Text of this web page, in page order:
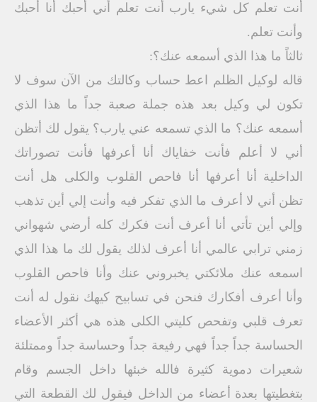
أنت تعلم كل شيء يارب أنت تعلم أني أحبك أنا أحبك
وأنت تعلم.
ثالثاً ما هذا الذي أسمعه عنك؟:
قاله لوكيل الظلم اعط حساب وكالتك من الآن سوف لا
تكون لي وكيل بعد هذه جملة صعبة جداً ما هذا الذي
أسمعه عنك؟ ما الذي تسمعه عني يارب؟ يقول لك أتظن
أني لا أعلم فأنت خفاياك أنا أعرفها فأنت تصوراتك
الداخلية أنا أعرفها أنا فاحص القلوب والكلى هل أنت
تظن أني لا أعرف ما الذي تفكر فيه وأنت إلي أين تذهب
وإلي أين تأتي أنا أعرف أنت فكرك كله أرضي شهواني
زمني ترابي عالمي أنا أعرف لذلك يقول لك ما هذا الذي
اسمعه عنك ملائكتي يخبروني عنك وأنا فاحص القلوب
وأنا أعرف أفكارك فنحن في تسابيح كيهك نقول له أنت
تعرف قلبي وتفحص كليتي الكلى هذه هي أكثر الأعضاء
الحساسة جداً جداً فهي رفيعة جداً وحساسة جداً وممتلئة
شعيرات دموية كثيرة فالله خبئها داخل الجسم وقام
بتغطيتها بعدة أعضاء من الداخل فيقول لك القطعة التي